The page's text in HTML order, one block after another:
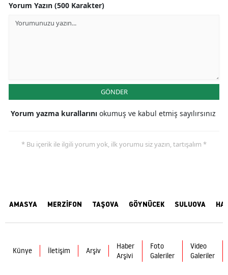
Yorum Yazın (500 Karakter)
GÖNDER
Yorum yazma kurallarını okumuş ve kabul etmiş sayılırsınız
* Bu içerik ile ilgili yorum yok, ilk yorumu siz yazın, tartışalım *
AMASYA MERZİFON TAŞOVA GÖYNÜCEK SULUOVA
Künye İletişim Arşiv
Haber
Arşivi
Foto
Galeriler
Video
Galeriler